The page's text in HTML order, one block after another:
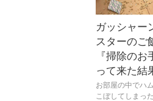
ガッシャー
スターの
『掃除の
って来た結
お部屋の中でハ
こぼしてしまっ